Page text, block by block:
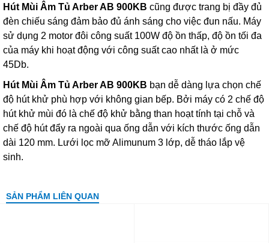
Hút Mùi Âm Tủ Arber AB 900KB cũng được trang bị đầy đủ
đèn chiếu sáng đảm bảo đủ ánh sáng cho việc đun nấu. Máy
sử dụng 2 motor đôi công suất 100W độ ồn thấp, độ ồn tối đa
của máy khi hoạt động với công suất cao nhất là ở mức
45Db.
Hút Mùi Âm Tủ Arber AB 900KB bạn dễ dàng lựa chọn chế
độ hút khử phù hợp với không gian bếp. Bởi máy có 2 chế độ
hút khử mùi đó là chế độ khử bằng than hoạt tính tại chỗ và
chế độ hút đẩy ra ngoài qua ống dẫn với kích thước ống dẫn
dài 120 mm. Lưới lọc mỡ Alimunum 3 lớp, dễ tháo lắp vệ
sinh.
SẢN PHẨM LIÊN QUAN